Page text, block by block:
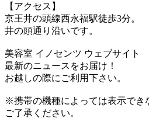
【アクセス】
京王井の頭線西永福駅徒歩3分。
井の頭通り沿いです。
美容室 イノセンツ ウェブサイト
最新のニュースをお届け！
お越しの際にご利用下さい。
※携帯の機種によっては表示でき
ご了承ください。